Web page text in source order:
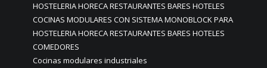
HOSTELERIA HORECA RESTAURANTES BARES HOTELES
COCINAS MODULARES CON SISTEMA MONOBLOCK PARA
HOSTELERIA HORECA RESTAURANTES BARES HOTELES
COMEDORES
Cocinas modulares industriales